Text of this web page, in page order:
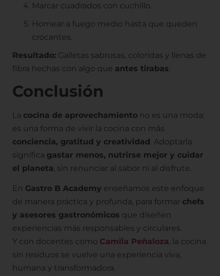
Marcar cuadrados con cuchillo.
Hornear a fuego medio hasta que queden
crocantes.
Resultado: Galletas sabrosas, coloridas y llenas de
fibra hechas con algo que antes tirabas
Conclusión
La cocina de aprovechamiento no es una moda:
es una forma de vivir la cocina con más
conciencia, gratitud y creatividad. Adoptarla
significa gastar menos, nutrirse mejor y cuidar
el planeta, sin renunciar al sabor ni al disfrute.
En Gastro B Academy enseñamos este enfoque
de manera práctica y profunda, para formar chefs
y asesores gastronómicos que diseñen
experiencias más responsables y circulares.
Y con docentes como Camila Peñaloza, la cocina
sin residuos se vuelve una experiencia viva,
humana y transformadora.